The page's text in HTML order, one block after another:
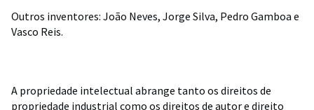
Outros inventores: João Neves, Jorge Silva, Pedro Gamboa e
Vasco Reis.
A propriedade intelectual abrange tanto os direitos de
propriedade industrial como os direitos de autor e direito